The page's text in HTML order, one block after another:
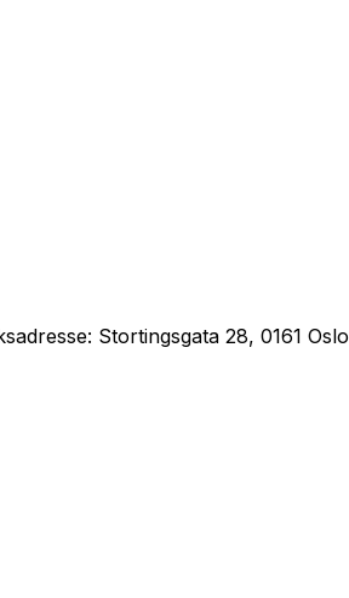
Stortingsgata 28, 0161 Oslo